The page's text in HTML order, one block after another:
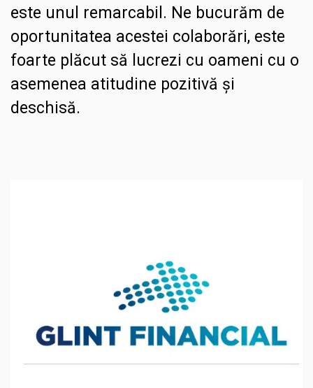
este unul remarcabil. Ne bucurăm de
oportunitatea acestei colaborări, este
foarte plăcut să lucrezi cu oameni cu o
asemenea atitudine pozitivă și
deschisă.